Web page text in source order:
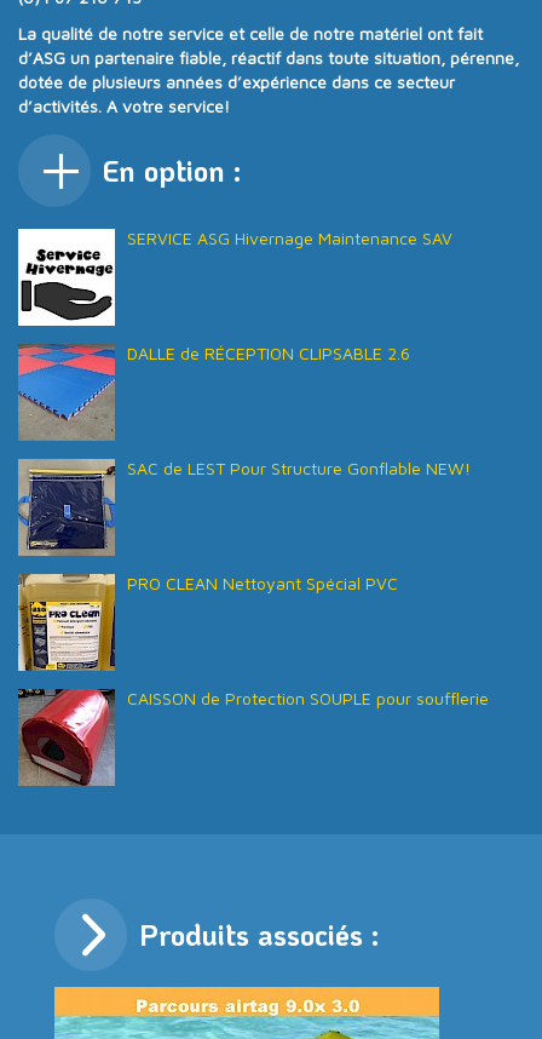
La qualité de notre service et celle de notre matériel ont fait
d’ASG un partenaire fiable, réactif dans toute situation, pérenne,
dotée de plusieurs années d’expérience dans ce secteur
d’activités. A votre service!
En option :
SERVICE ASG Hivernage Maintenance SAV
DALLE de RÉCEPTION CLIPSABLE 2.6
SAC de LEST Pour Structure Gonflable NEW!
PRO CLEAN Nettoyant Spécial PVC
CAISSON de Protection SOUPLE pour soufflerie
Produits associés :